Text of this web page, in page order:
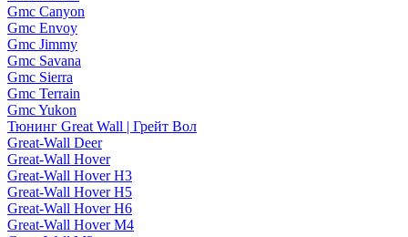
Gmc Canyon
Gmc Envoy
Gmc Jimmy
Gmc Savana
Gmc Sierra
Gmc Terrain
Gmc Yukon
Тюнинг Great Wall | Грейт Вол
Great-Wall Deer
Great-Wall Hover
Great-Wall Hover H3
Great-Wall Hover H5
Great-Wall Hover H6
Great-Wall Hover M4